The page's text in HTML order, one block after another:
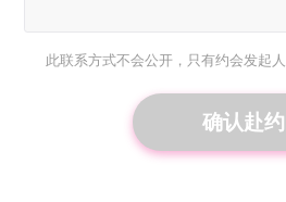
此联系方式不会公开，只有约会发起